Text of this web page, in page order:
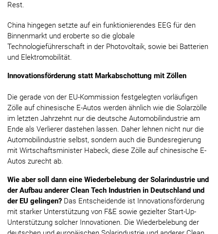
Rest.
China hingegen setzte auf ein funktionierendes EEG für den
Binnenmarkt und eroberte so die globale
Technologieführerschaft in der Photovoltaik, sowie bei Batterien
und Elektromobilität.
Innovationsförderung statt Markabschottung mit Zöllen
Die gerade von der EU-Kommission festgelegten vorläufigen
Zölle auf chinesische E-Autos werden ähnlich wie die Solarzölle
im letzten Jahrzehnt nur die deutsche Automobilindustrie am
Ende als Verlierer dastehen lassen. Daher lehnen nicht nur die
Automobilindustrie selbst, sondern auch die Bundesregierung
mit Wirtschaftsminister Habeck, diese Zölle auf chinesische E-
Autos zurecht ab.
Wie aber soll dann eine Wiederbelebung der Solarindustrie und
der Aufbau anderer Clean Tech Industrien in Deutschland und
der EU gelingen? Das Entscheidende ist Innovationsförderung
mit starker Unterstützung von F&E sowie gezielter Start-Up-
Unterstützung solcher Innovationen. Die Wiederbelebung der